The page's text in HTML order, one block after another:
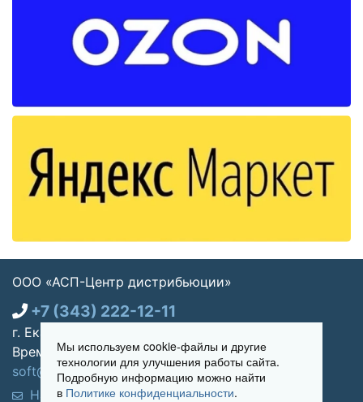
ООО «АСП-Центр дистрибьюции»
+7 (343) 222-12-11
г. Екатеринбург, ул. Щорса 7, офис 270
Время работы: Пн-пт 09:00 - 18:00
soft@asp-partners.ru
Написать нам
Обратный звонок
Мы используем cookie-файлы и другие
технологии для улучшения работы сайта.
Подробную информацию можно найти
в Политике конфиденциальности.